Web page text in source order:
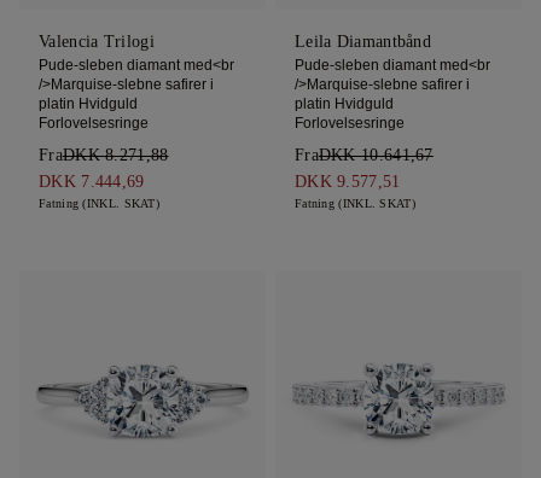
Valencia Trilogi
Pude-sleben diamant med<br
/>Marquise-slebne safirer i
platin Hvidguld
Forlovelsesringe
FraDKK 8.271,88
DKK 7.444,69
Fatning (INKL. SKAT)
Leila Diamantbånd
Pude-sleben diamant med<br
/>Marquise-slebne safirer i
platin Hvidguld
Forlovelsesringe
FraDKK 10.641,67
DKK 9.577,51
Fatning (INKL. SKAT)